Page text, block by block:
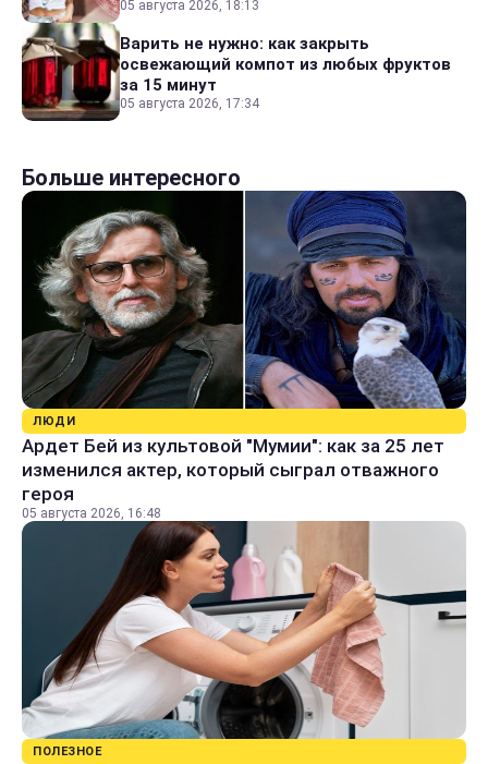
05 августа 2026, 18:13
Варить не нужно: как закрыть
освежающий компот из любых фруктов
за 15 минут
05 августа 2026, 17:34
Больше интересного
ЛЮДИ
Ардет Бей из культовой "Мумии": как за 25 лет
изменился актер, который сыграл отважного
героя
05 августа 2026, 16:48
ПОЛЕЗНОЕ